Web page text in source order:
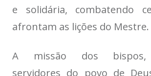
e solidária, combatendo
afrontam as lições do Mestre.
A missão dos bispos,
servidores do povo de